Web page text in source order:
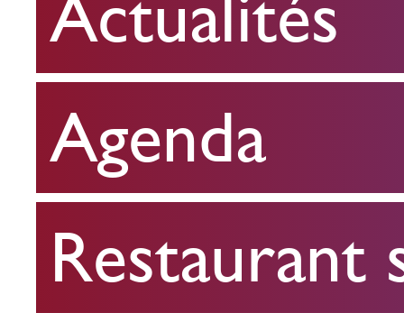
Agenda
Restaurant
scolaire
Restaurant
Actualités
Agenda
Restaurant